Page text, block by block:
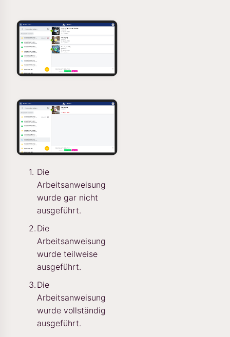
Die
Arbeitsanweisung
wurde gar nicht
ausgeführt.
Die
Arbeitsanweisung
wurde teilweise
ausgeführt.
Die
Arbeitsanweisung
wurde vollständig
ausgeführt.